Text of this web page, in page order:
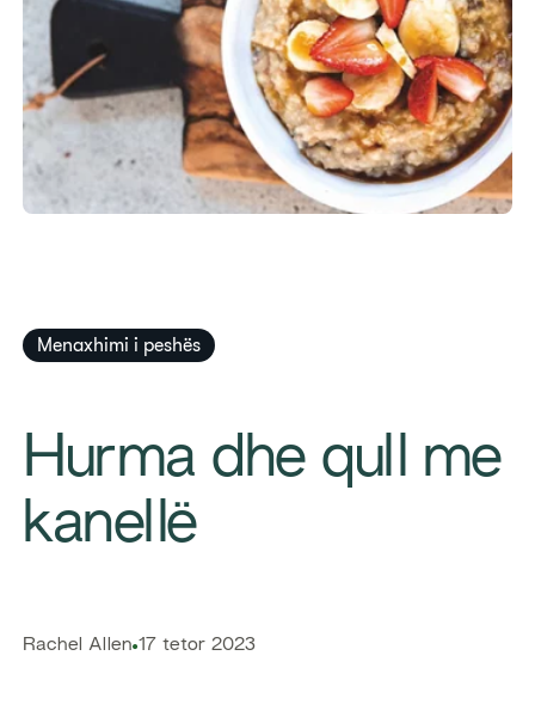
Menaxhimi i peshës
​Hurma dhe qull me
kanellë
​Rachel Allen 17 tetor 2023